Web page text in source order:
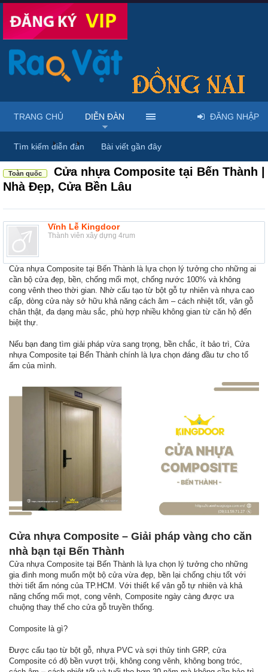
Diễn đàn ... Nội thất & Ngoại thất
Toàn quốc
Cửa nhựa Composite tại Bến Thành |
Nhà Đẹp, Cửa Bền Lâu
Vĩnh Lễ Kingdoor
Thành viên xây dựng 4rum
Cửa nhựa Composite tại Bến Thành là lựa chọn lý tưởng cho những ai
cần bộ cửa đẹp, bền, chống mối mọt, chống nước 100% và không
cong vênh theo thời gian. Nhờ cấu tạo từ bột gỗ tự nhiên và nhựa cao
cấp, dòng cửa này sở hữu khả năng cách âm – cách nhiệt tốt, vân gỗ
chân thật, đa dạng màu sắc, phù hợp nhiều không gian từ căn hộ đến
biệt thự.
Nếu bạn đang tìm giải pháp vừa sang trọng, bền chắc, ít bảo trì, Cửa
nhựa Composite tại Bến Thành chính là lựa chọn đáng đầu tư cho tổ
ấm của mình.
Cửa nhựa Composite – Giải pháp vàng cho căn
nhà bạn tại Bến Thành
Cửa nhựa Composite tại Bến Thành là lựa chọn lý tưởng cho những
gia đình mong muốn một bộ cửa vừa đẹp, bền lại chống chịu tốt với
thời tiết ẩm nóng của TP.HCM. Với thiết kế vân gỗ tự nhiên và khả
năng chống mối mọt, cong vênh, Composite ngày càng được ưa
chuộng thay thế cho cửa gỗ truyền thống.
Composite là gì?
Được cấu tạo từ bột gỗ, nhựa PVC và sợi thủy tinh GRP, cửa
Composite có độ bền vượt trội, không cong vênh, không bong tróc,
TRANG CHỦ DIỄN ĐÀN
Tìm kiếm diễn đàn Bài viết gần đây
ĐĂNG NHẬP